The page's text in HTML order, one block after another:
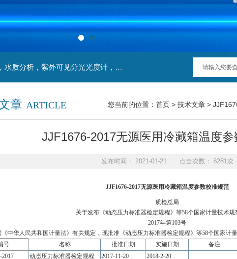
主营产品：实验室检测设备，离心机，食品安全检测设备，水质分析，紫外可见分光光度计，液氮罐，万分之一天平，离心机生物实验室工程，移液器
章 ARTICLE 您当前的位置： 首页 > 技术文章 >
JJF1676-2017无源医用冷藏箱温度
发布时间： 2021-01-21 点击次数： 6281次
JJF1676-2017无源医用冷藏箱温度参数校准规范
质检总局
关于发布《动态压力标准器检定规程》等58个国家计量技术规
2017年第103号
华人民共和国计量法》有关规定，现批准《动态压力标准器检定规程》等58个国家计
号
名称 批准日期 实施日期
备注
2017
动态压力标准器检定规程 2017-11-20
2018-2-20